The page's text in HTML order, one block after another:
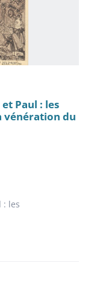
Paul : les
vénération du
: les